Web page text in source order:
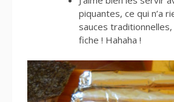
piquantes, ce qui n’a
sauces traditionnelles,
fiche ! Hahaha !